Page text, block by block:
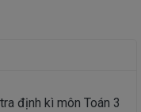
định kì môn Toán 3